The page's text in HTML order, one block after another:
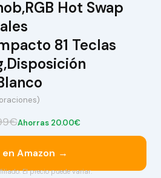
Hot Swap
81 Teclas
Ahorras 20.00€
en Amazon →
El precio puede variar.